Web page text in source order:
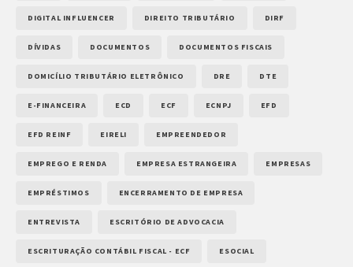
DIGITAL INFLUENCER DIREITO TRIBUTÁRIO DIRF
DÍVIDAS DOCUMENTOS DOCUMENTOS FISCAIS
DOMICÍLIO TRIBUTÁRIO ELETRÔNICO DRE DTE
E-FINANCEIRA ECD ECF ECNPJ EFD
EFD REINF EIRELI EMPREENDEDOR
EMPREGO E RENDA EMPRESA ESTRANGEIRA EMPRESAS
EMPRÉSTIMOS ENCERRAMENTO DE EMPRESA
ENTREVISTA ESCRITÓRIO DE ADVOCACIA
ESCRITURAÇÃO CONTÁBIL FISCAL - ECF ESOCIAL